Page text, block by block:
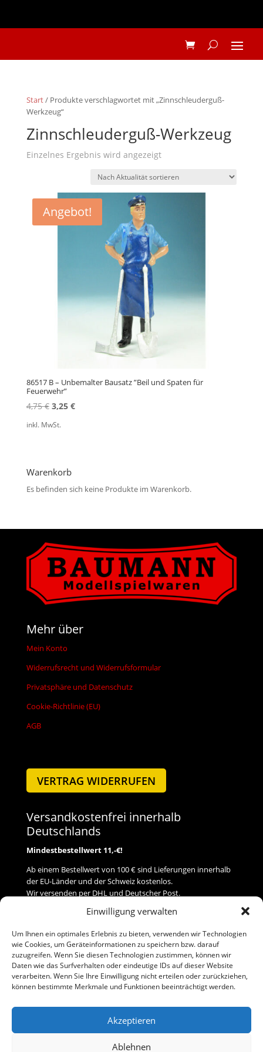
Einwilligung verwalten
Um Ihnen ein optimales Erlebnis zu bieten, verwenden wir Technologien
wie Cookies, um Geräteinformationen zu speichern bzw. darauf
zuzugreifen. Wenn Sie diesen Technologien zustimmen, können wir
Daten wie das Surfverhalten oder eindeutige IDs auf dieser Website
verarbeiten. Wenn Sie Ihre Einwilligung nicht erteilen oder zurückziehen,
können bestimmte Merkmale und Funktionen beeinträchtigt werden.
Akzeptieren
Ablehnen
Start/ Produkte verschlagwortet mit „Zinnschleuderguß-
Werkzeug“
Zinnschleuderguß-Werkzeug
Einzelnes Ergebnis wird angezeigt
Angebot!
86517 B – Unbemalter Bausatz ”Beil und Spaten für
Feuerwehr”
4,75€ Ursprünglicher
3,25 €Aktueller
inkl. MwSt.
Warenkorb
Es befinden sich keine Produkte im Warenkorb.
Mehr über
Mein Konto
Widerrufsrecht und Widerrufsformular
Privatsphäre und Datenschutz
Cookie-Richtlinie (EU)
AGB
VERTRAG WIDERRUFEN
Versandkostenfrei innerhalb
Deutschlands
Mindestbestellwert 11,-€!
Ab einem Bestellwert von 100 € sind Lieferungen innerhalb
der EU-Länder und der Schweiz kostenlos.
Wir versenden per DHL und Deutscher Post.
Versand
Zahlung
Baumann Modellspielwaren
Telefon (0 91 61) 33 84